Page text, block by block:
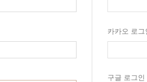
카카오 로그
구글 로그인